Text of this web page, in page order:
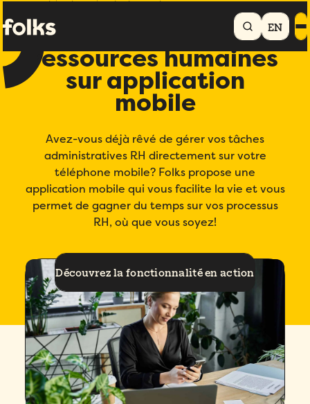
EN
AccueilGestion RHApplication mobile
ressources humaines
sur application
mobile
Avez-vous déjà rêvé de gérer vos tâches
administratives RH directement sur votre
téléphone mobile? Folks propose une
application mobile qui vous facilite la vie et vous
permet de gagner du temps sur vos processus
RH, où que vous soyez!
Découvrez la fonctionnalité en action
4.7/5basé sur + de 200 avis